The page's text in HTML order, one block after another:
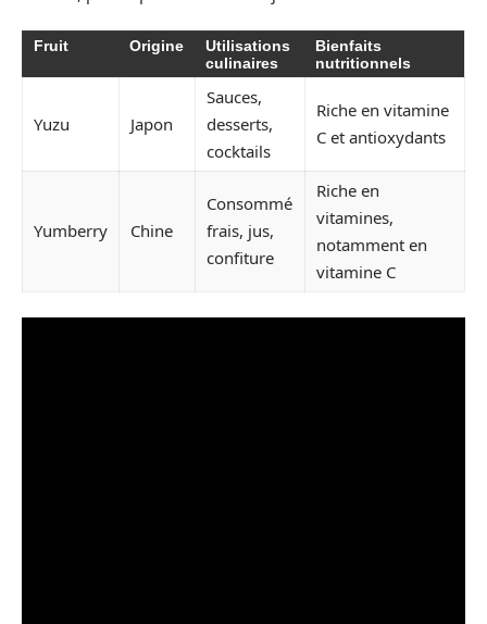
Fruit Origine
Utilisations
culinaires
Bienfaits
nutritionnels
Yuzu Japon
Sauces,
desserts,
cocktails
Riche en vitamine
C et antioxydants
Yumberry Chine
Consommé
frais, jus,
confiture
Riche en
vitamines,
notamment en
vitamine C